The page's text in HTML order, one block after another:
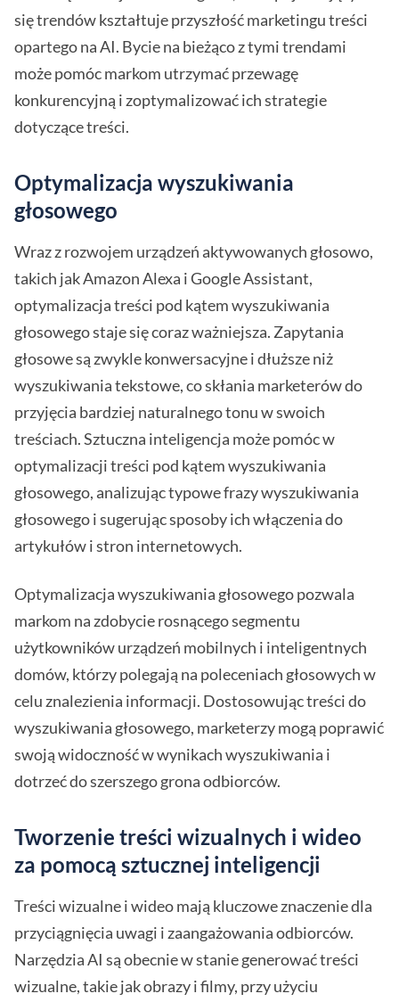
się trendów kształtuje przyszłość marketingu treści
opartego na AI. Bycie na bieżąco z tymi trendami
może pomóc markom utrzymać przewagę
konkurencyjną i zoptymalizować ich strategie
dotyczące treści.
Optymalizacja wyszukiwania
głosowego
Wraz z rozwojem urządzeń aktywowanych głosowo,
takich jak Amazon Alexa i Google Assistant,
optymalizacja treści pod kątem wyszukiwania
głosowego staje się coraz ważniejsza. Zapytania
głosowe są zwykle konwersacyjne i dłuższe niż
wyszukiwania tekstowe, co skłania marketerów do
przyjęcia bardziej naturalnego tonu w swoich
treściach. Sztuczna inteligencja może pomóc w
optymalizacji treści pod kątem wyszukiwania
głosowego, analizując typowe frazy wyszukiwania
głosowego i sugerując sposoby ich włączenia do
artykułów i stron internetowych.
Optymalizacja wyszukiwania głosowego pozwala
markom na zdobycie rosnącego segmentu
użytkowników urządzeń mobilnych i inteligentnych
domów, którzy polegają na poleceniach głosowych w
celu znalezienia informacji. Dostosowując treści do
wyszukiwania głosowego, marketerzy mogą poprawić
swoją widoczność w wynikach wyszukiwania i
dotrzeć do szerszego grona odbiorców.
Tworzenie treści wizualnych i wideo
za pomocą sztucznej inteligencji
Treści wizualne i wideo mają kluczowe znaczenie dla
przyciągnięcia uwagi i zaangażowania odbiorców.
Narzędzia AI są obecnie w stanie generować treści
wizualne, takie jak obrazy i filmy, przy użyciu